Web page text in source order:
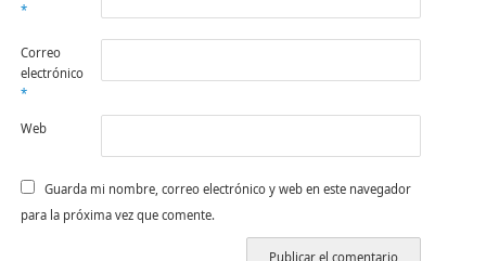
*
Correo
electrónico
*
Web
Guarda mi nombre, correo electrónico y web en este navegador
para la próxima vez que comente.